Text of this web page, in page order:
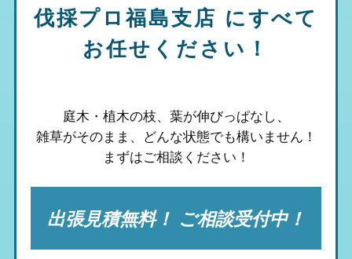
伐採プロ福島支店 にすべて
お任せください！
庭木・植木の枝、葉が伸びっぱなし、
雑草がそのまま、 どんな状態でも構いません！
まずはご相談ください！
出張見積無料！ ご相談受付中！